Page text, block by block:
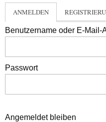
ANMELDEN
Benutzername oder E-Mail-
Passwort
Angemeldet bleiben